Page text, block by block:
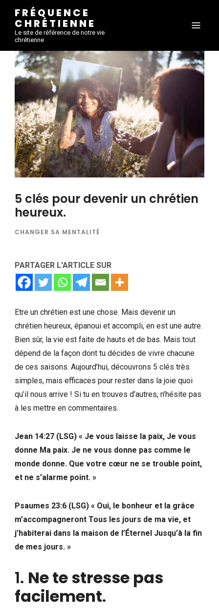
FRÉQUENCE
CHRÉTIENNE
Le site de référence de notre vie
chrétienne
5 clés pour devenir un chrétien
heureux.
CHANGER SA MENTALITÉ
PARTAGER L'ARTICLE SUR
Etre un chrétien est une chose. Mais devenir un
chrétien heureux, épanoui et accompli, en est une autre.
Bien sûr, la vie est faite de hauts et de bas. Mais tout
dépend de la façon dont tu décides de vivre chacune
de ces saisons. Aujourd’hui, découvrons 5 clés très
simples, mais efficaces pour rester dans la joie quoi
qu’il nous arrive ! Si tu en trouves d’autres, n’hésite pas
à les mettre en commentaires.
Jean 14:27 (LSG) « Je vous laisse la paix, Je vous
donne Ma paix. Je ne vous donne pas comme le
monde donne. Que votre cœur ne se trouble point,
et ne s’alarme point. »
Psaumes 23:6 (LSG) « Oui, le bonheur et la grâce
m’accompagneront Tous les jours de ma vie, et
j’habiterai dans la maison de l’Éternel Jusqu’à la fin
de mes jours. »
1. Ne te stresse pas
facilement.